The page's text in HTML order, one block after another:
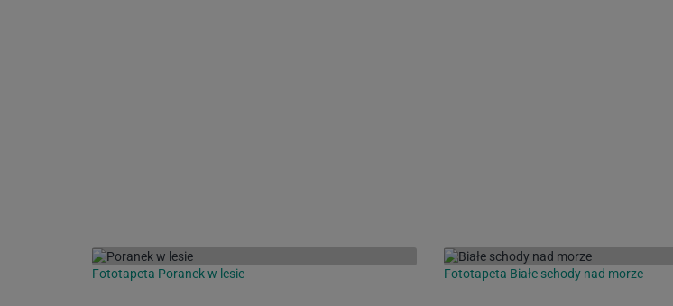
Fototapeta Poranek w lesie Fototapeta Białe schody nad morze